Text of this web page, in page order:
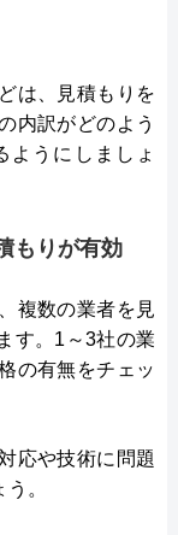
は、見積もりを
内訳がどのよう
ようにしましょ
もりが有効
複数の業者を見
す。1～3社の業
の有無をチェッ
応や技術に問題
。